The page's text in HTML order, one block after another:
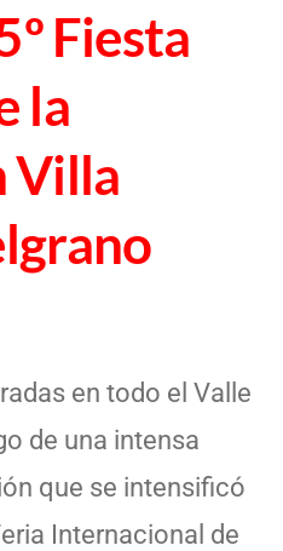
Fiesta
la
Villa
en todo el Valle
de una intensa
que se intensificó
Internacional de